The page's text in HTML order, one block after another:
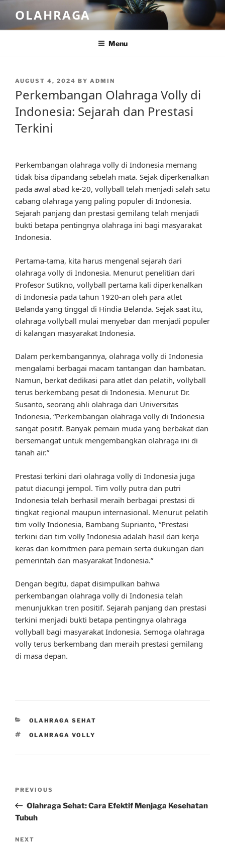
content
OLAHRAGA
Menu
POSTED
AUGUST 4, 2024 BY ADMIN
Perkembangan Olahraga Volly di
Indonesia: Sejarah dan Prestasi
Terkini
Perkembangan olahraga volly di Indonesia memang
tidak bisa dipandang sebelah mata. Sejak diperkenalkan
pada awal abad ke-20, vollyball telah menjadi salah satu
cabang olahraga yang paling populer di Indonesia.
Sejarah panjang dan prestasi gemilang telah menjadi
bukti betapa pentingnya olahraga ini bagi masyarakat
Indonesia.
Pertama-tama, kita harus mengenal sejarah dari
olahraga volly di Indonesia. Menurut penelitian dari
Profesor Sutikno, vollyball pertama kali diperkenalkan
di Indonesia pada tahun 1920-an oleh para atlet
Belanda yang tinggal di Hindia Belanda. Sejak saat itu,
olahraga vollyball mulai menyebar dan menjadi populer
di kalangan masyarakat Indonesia.
Dalam perkembangannya, olahraga volly di Indonesia
mengalami berbagai macam tantangan dan hambatan.
Namun, berkat dedikasi para atlet dan pelatih, vollyball
terus berkembang pesat di Indonesia. Menurut Dr.
Susanto, seorang ahli olahraga dari Universitas
Indonesia, “Perkembangan olahraga volly di Indonesia
sangat positif. Banyak pemain muda yang berbakat dan
bersemangat untuk mengembangkan olahraga ini di
tanah air.”
Prestasi terkini dari olahraga volly di Indonesia juga
patut diacungi jempol. Tim volly putra dan putri
Indonesia telah berhasil meraih berbagai prestasi di
tingkat regional maupun internasional. Menurut pelatih
tim volly Indonesia, Bambang Suprianto, “Prestasi
terkini dari tim volly Indonesia adalah hasil dari kerja
keras dan komitmen para pemain serta dukungan dari
pemerintah dan masyarakat Indonesia.”
Dengan begitu, dapat disimpulkan bahwa
perkembangan olahraga volly di Indonesia telah
menunjukkan tren positif. Sejarah panjang dan prestasi
terkini menjadi bukti betapa pentingnya olahraga
vollyball bagi masyarakat Indonesia. Semoga olahraga
volly terus berkembang dan meraih prestasi gemilang
di masa depan.
CATEGORIES
OLAHRAGA SEHAT
TAGS
OLAHRAGA VOLLY
Previous
Post
PREVIOUS
Olahraga Sehat: Cara Efektif Menjaga Kesehatan
Tubuh
Next
NEXT